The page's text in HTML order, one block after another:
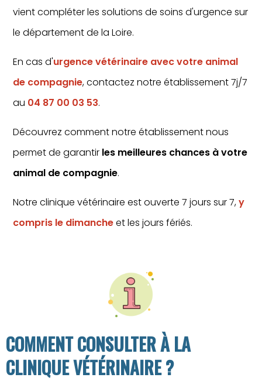
vient compléter les solutions de soins d'urgence sur
le département de la Loire.
En cas d'urgence vétérinaire avec votre animal
de compagnie, contactez notre établissement 7j/7
au 04 87 00 03 53.
Découvrez comment notre établissement nous
permet de garantir les meilleures chances à votre
animal de compagnie.
Notre clinique vétérinaire est ouverte 7 jours sur 7,y
compris le dimancheet les jours fériés.
COMMENT CONSULTER À LA
CLINIQUE VÉTÉRINAIRE ?